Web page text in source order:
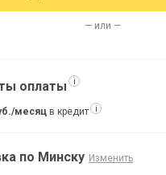
— или —
оплаты i
месяц в кредит i
по Минску Изменить